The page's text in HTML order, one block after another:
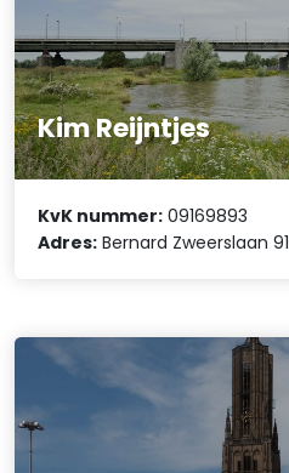
Kim Reijntjes
KvK nummer: 09169893
Adres: Bernard Zweerslaan 91